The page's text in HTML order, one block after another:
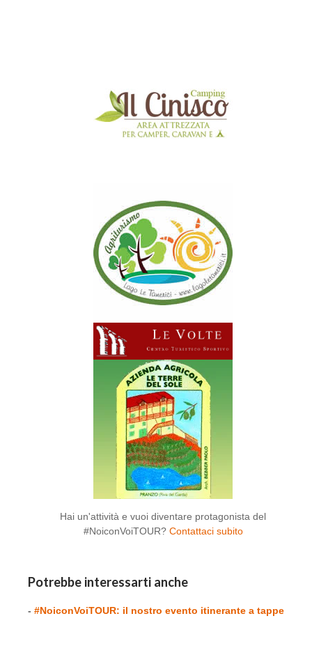
Hai un'attività e vuoi diventare protagonista del
#NoiconVoiTOUR? Contattaci subito
Potrebbe interessarti anche
- #NoiconVoiTOUR: il nostro evento itinerante a tappe